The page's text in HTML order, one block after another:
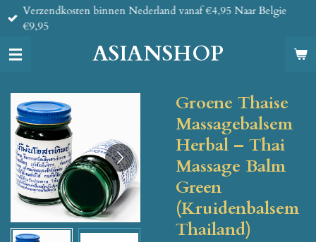
Ga
direct
de
ASIANSHOP
Verzendkosten binnen Nederland vanaf €4,95 Naar Belgie
€9,95
Groene Thaise
Massagebalsem
Herbal – Thai
Massage Balm
Green
(Kruidenbalsem
Thailand)